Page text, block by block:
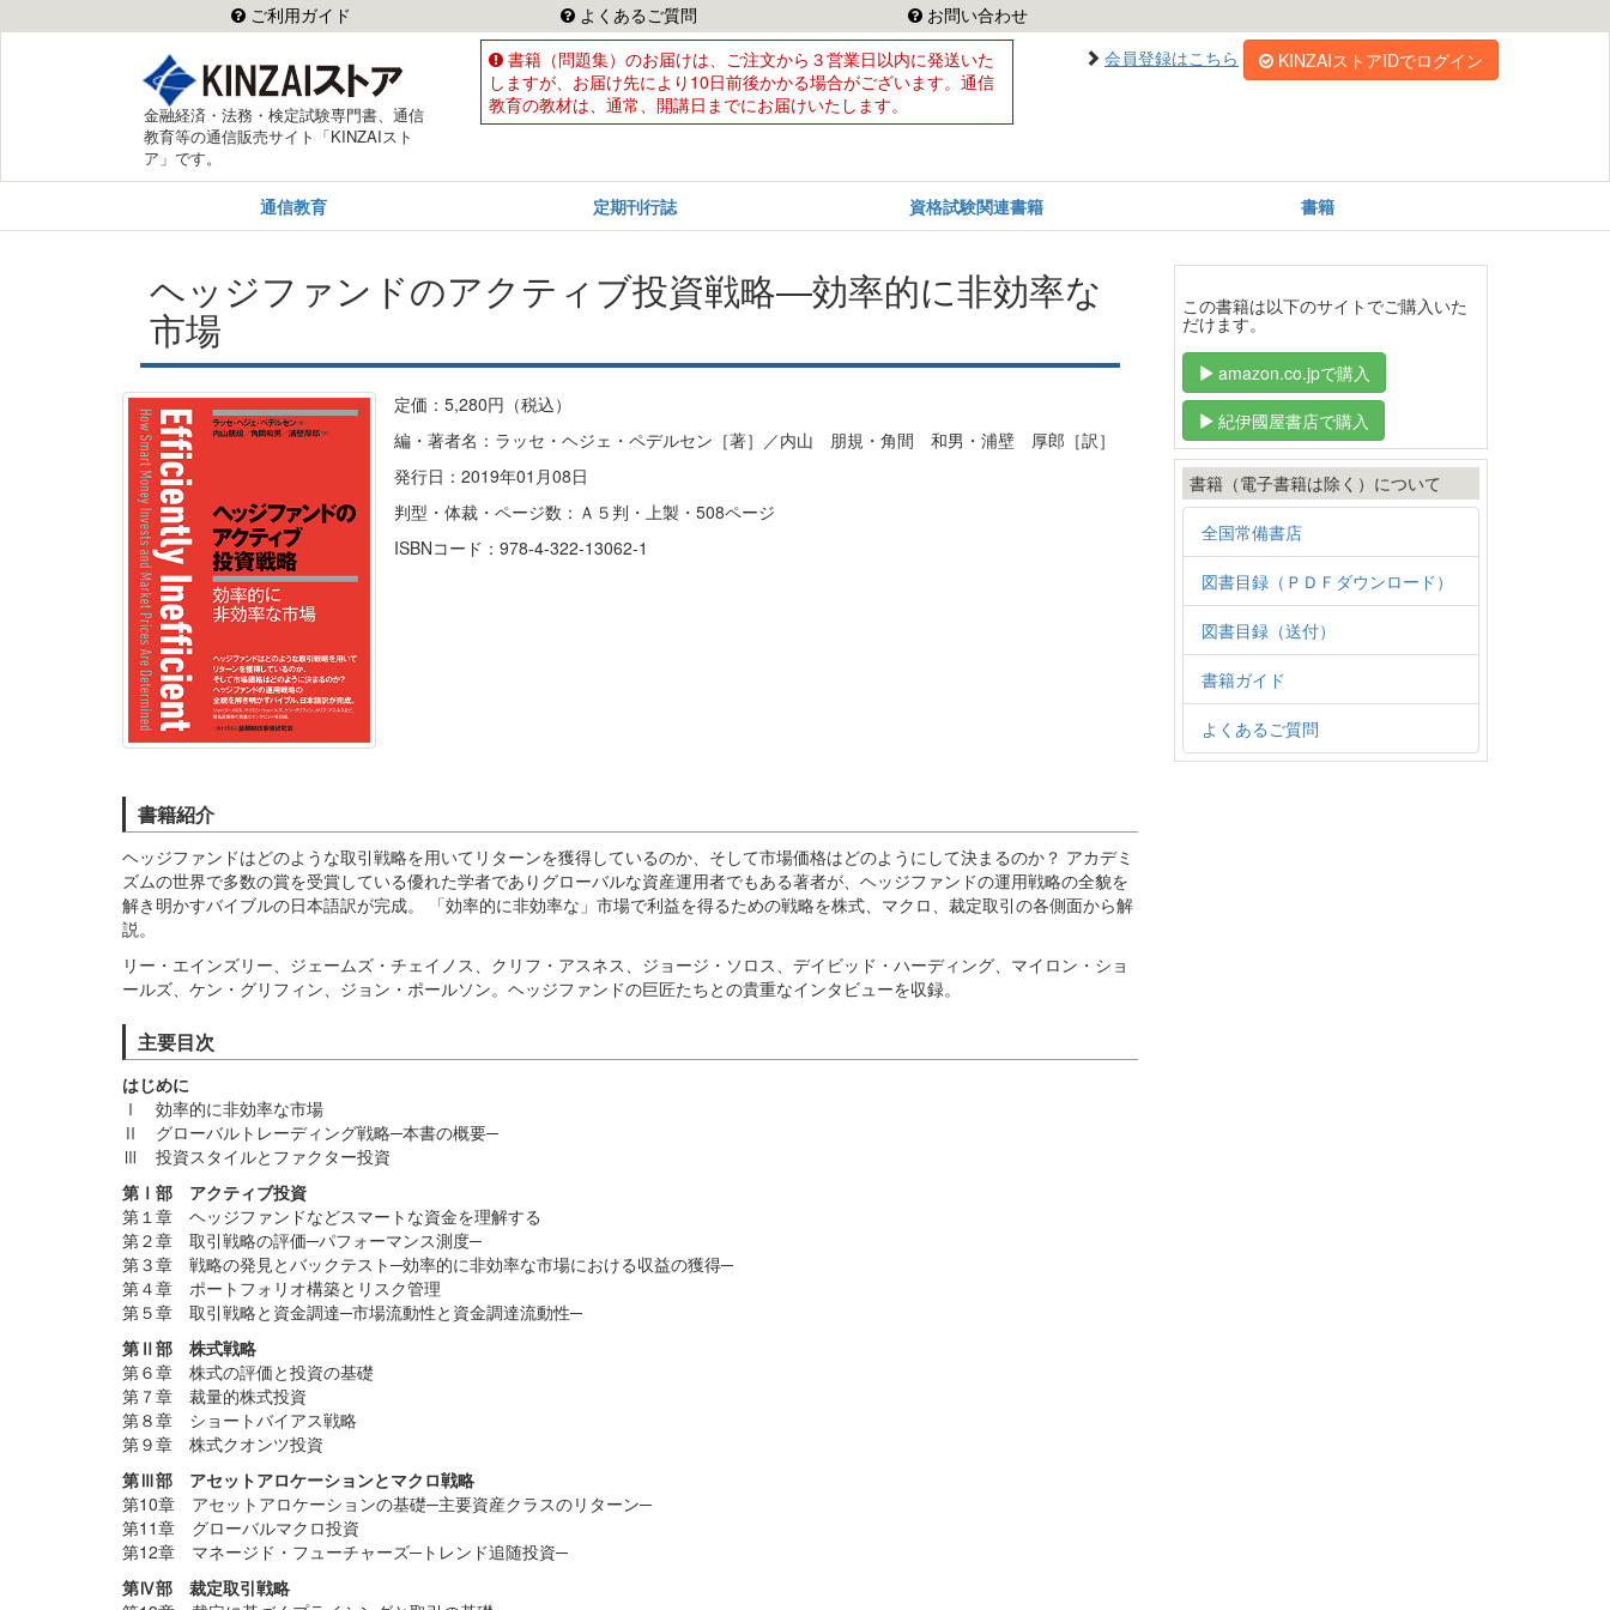
ご利用ガイド よくあるご質問 お問い合わせ
金融経済・法務・検定試験専門書、通信
教育等の通信販売サイト「KINZAIスト
ア」です。
書籍（問題集）のお届けは、ご注文から３営業日以内に発送いた
しますが、お届け先により10日前後かかる場合がございます。通信
教育の教材は、通常、開講日までにお届けいたします。
会員登録はこちら KINZAIストアIDでログイン
通信教育 定期刊行誌 資格試験関連書籍 書籍
ヘッジファンドのアクティブ投資戦略―効率的に非効率な
市場
定価：5,280円（税込）
編・著者名：ラッセ・ヘジェ・ペデルセン［著］／内山 朋規・角間 和男・浦壁 厚郎［訳］
発行日：2019年01月08日
判型・体裁・ページ数：Ａ５判・上製・508ページ
ISBNコード：978-4-322-13062-1
書籍紹介
ヘッジファンドはどのような取引戦略を用いてリターンを獲得しているのか、そして市場価格はどのようにして決まるのか？ アカデミ
ズムの世界で多数の賞を受賞している優れた学者でありグローバルな資産運用者でもある著者が、ヘッジファンドの運用戦略の全貌を
解き明かすバイブルの日本語訳が完成。 「効率的に非効率な」市場で利益を得るための戦略を株式、マクロ、裁定取引の各側面から解
説。
リー・エインズリー、ジェームズ・チェイノス、クリフ・アスネス、ジョージ・ソロス、デイビッド・ハーディング、マイロン・ショ
ールズ、ケン・グリフィン、ジョン・ポールソン。ヘッジファンドの巨匠たちとの貴重なインタビューを収録。
主要目次
はじめに
Ⅰ 効率的に非効率な市場
Ⅱ グローバルトレーディング戦略─本書の概要─
Ⅲ 投資スタイルとファクター投資
第Ⅰ部 アクティブ投資
第１章 ヘッジファンドなどスマートな資金を理解する
第２章 取引戦略の評価─パフォーマンス測度─
第３章 戦略の発見とバックテスト─効率的に非効率な市場における収益の獲得─
第４章 ポートフォリオ構築とリスク管理
第５章 取引戦略と資金調達─市場流動性と資金調達流動性─
第Ⅱ部 株式戦略
第６章 株式の評価と投資の基礎
第７章 裁量的株式投資
第８章 ショートバイアス戦略
第９章 株式クオンツ投資
第Ⅲ部 アセットアロケーションとマクロ戦略
第10章 アセットアロケーションの基礎─主要資産クラスのリターン─
第11章 グローバルマクロ投資
第12章 マネージド・フューチャーズ─トレンド追随投資─
第Ⅳ部 裁定取引戦略
この書籍は以下のサイトでご購入いた
だけます。
amazon.co.jpで購入
紀伊國屋書店で購入
書籍（電子書籍は除く）について
全国常備書店
図書目録（ＰＤＦダウンロード）
図書目録（送付）
書籍ガイド
よくあるご質問